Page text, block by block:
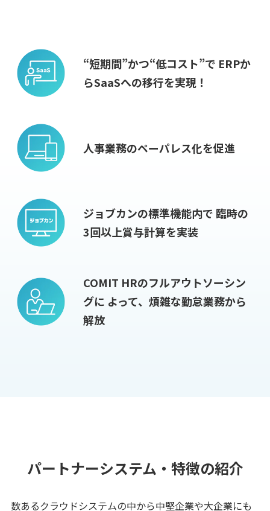
“短期間”かつ“低コスト”で ERPか
らSaaSへの移行を実現！
人事業務のペーパレス化を促進
ジョブカンの標準機能内で 臨時の
3回以上賞与計算を実装
COMIT HRのフルアウトソーシン
グに よって、煩雑な勤怠業務から
解放
パートナーシステム・特徴の紹介
数あるクラウドシステムの中から中堅企業や大企業にも